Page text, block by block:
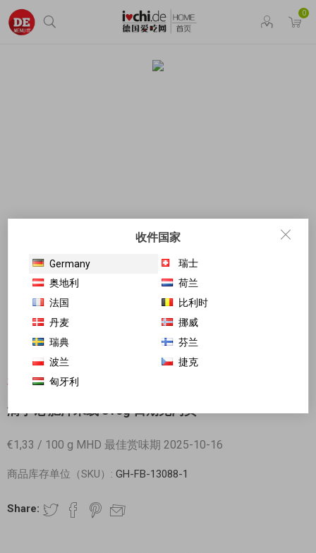
0
对不起-这个产品已经不再提供
满小饱 肥汁米线 310g 日期见内页
€1,33 / 100 g MHD 最佳赏味期 2025-10-16
商品库存单位（SKU）: GH-FB-13088-1
Share:
收件国家
Germany
瑞士
奥地利
荷兰
法国
比利时
丹麦
挪威
瑞典
芬兰
波兰
捷克
匈牙利